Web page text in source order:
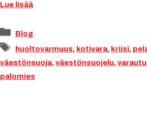
Lue lisää
Kategoriat
Blog
Avainsanat
huoltovarmuus, kotivara, kriisi,
väestönsuoja, väestönsuojelu,
palomies